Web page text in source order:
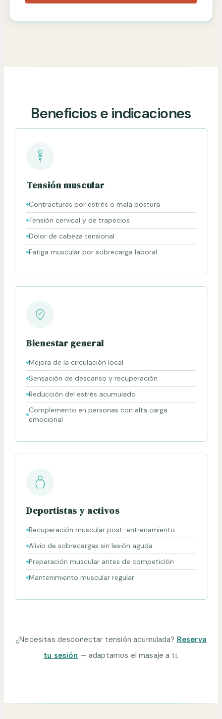
Beneficios e indicaciones
Tensión muscular
Contracturas por estrés o mala postura
Tensión cervical y de trapecios
Dolor de cabeza tensional
Fatiga muscular por sobrecarga laboral
Bienestar general
Mejora de la circulación local
Sensación de descanso y recuperación
Reducción del estrés acumulado
Complemento en personas con alta carga
emocional
Deportistas y activos
Recuperación muscular post-entrenamiento
Alivio de sobrecargas sin lesión aguda
Preparación muscular antes de competición
Mantenimiento muscular regular
¿Necesitas desconectar tensión acumulada? Reserva
tu sesión — adaptamos el masaje a ti.